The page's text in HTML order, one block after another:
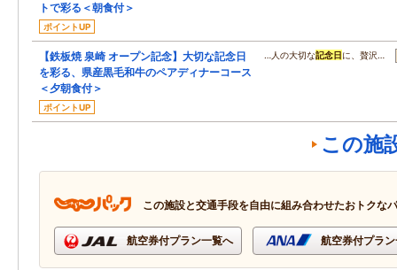
トで彩る＜朝食付＞
ポイントUP
【鉄板焼 泉崎 オープン記念】大切な記念日
を彩る、県産黒毛和牛のペアディナーコース
＜夕朝食付＞
ポイントUP
…人の大切な記念日 に、贅沢…
この施
この施設と交通手段を自由に組み合わせたおトクな
航空券付プラン一覧へ 航空券付プラ